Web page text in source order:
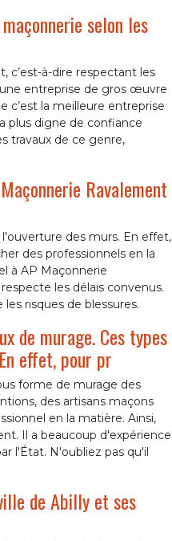
selon les
c’est-à-dire respectant les
entreprise de gros œuvre
c’est la meilleure entreprise
plus digne de confiance
travaux de ce genre,
Ravalement
des murs. En effet,
des professionnels en la
à AP Maçonnerie
les délais convenus.
risques de blessures.
de murage. Ces types
effet, pour pr
forme de murage des
des artisans maçons
en la matière. Ainsi,
Il a beaucoup d'expérience
l'État. N'oubliez pas qu'il
de Abilly et ses